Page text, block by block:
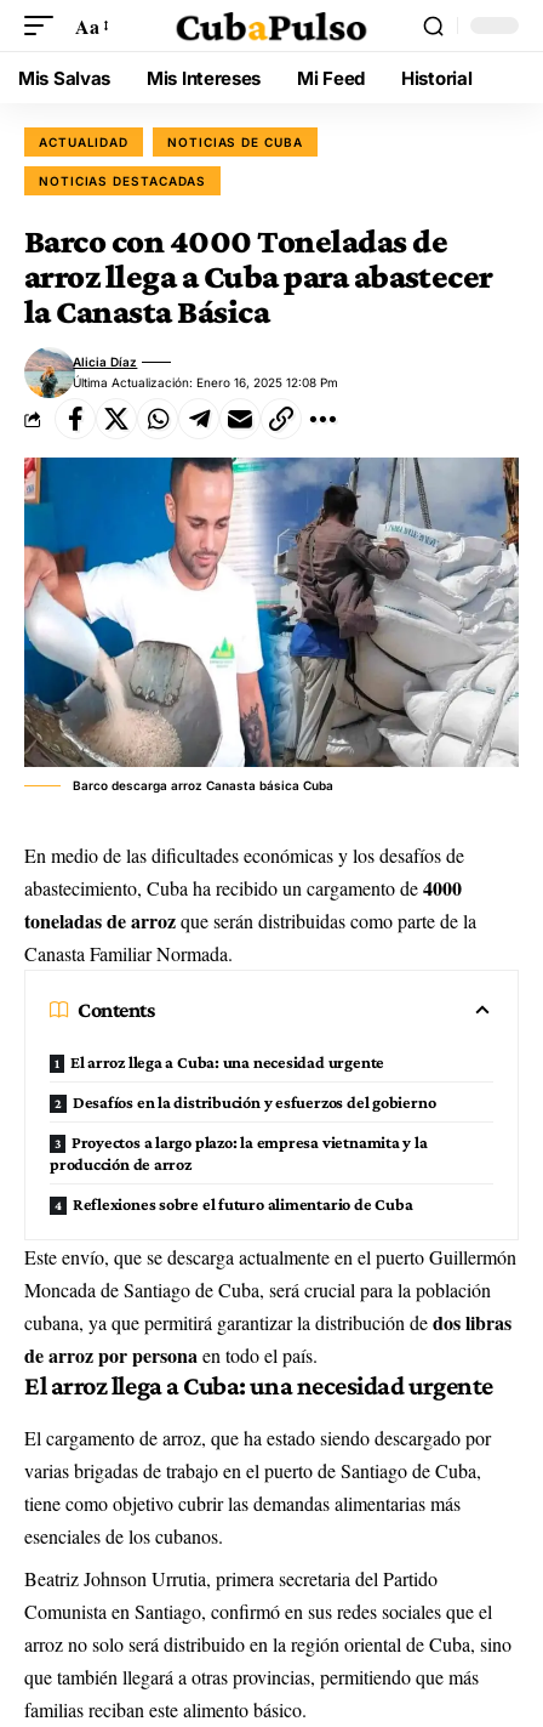
Aa
Mis Salvas Mis Intereses Mi Feed Historial
ACTUALIDAD NOTICIAS DE CUBA
NOTICIAS DESTACADAS
Barco con 4000 Toneladas de
arroz llega a Cuba para abastecer
la Canasta Básica
Última Actualización: Enero 16, 2025 12:08 Pm
Alicia Díaz
Barco descarga arroz Canasta básica Cuba
En medio de las dificultades económicas y los desafíos de
abastecimiento, Cuba ha recibido un cargamento de4000
toneladas de arrozque serán distribuidas como parte de la
Canasta Familiar Normada.
Contents
El arroz llega a Cuba: una necesidad urgente
Desafíos en la distribución y esfuerzos del gobierno
Proyectos a largo plazo: la empresa vietnamita y la
producción de arroz
Reflexiones sobre el futuro alimentario de Cuba
Este envío, que se descarga actualmente en el puerto Guillermón
Moncada de Santiago de Cuba, será crucial para la población
cubana, ya que permitirá garantizar la distribución dedos libras
de arroz por personaen todo el país.
El arroz llega a Cuba: una necesidad urgente
El cargamento de arroz, que ha estado siendo descargado por
varias brigadas de trabajo en el puerto de Santiago de Cuba,
tiene como objetivo cubrir las demandas alimentarias más
esenciales de los cubanos.
Beatriz Johnson Urrutia, primera secretaria del Partido
Comunista en Santiago, confirmó en sus redes sociales que el
arroz no solo será distribuido en la región oriental de Cuba, sino
que también llegará a otras provincias, permitiendo que más
familias reciban este alimento básico.